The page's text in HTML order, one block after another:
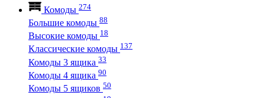
Комоды 274
Большие комоды 88
Высокие комоды 18
Классические комоды 137
Комоды 3 ящика 33
Комоды 4 ящика 90
Комоды 5 ящиков 50